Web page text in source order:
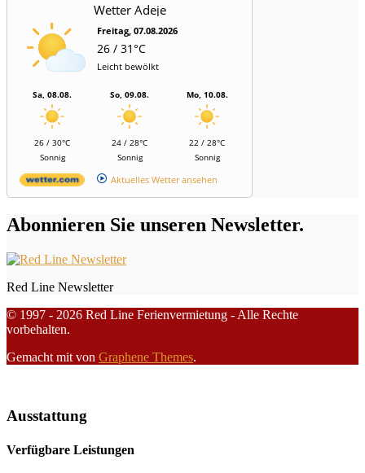
Wetter Adeje
Freitag, 07.08.2026
26 / 31°C
Leicht bewölkt
Sa, 08.08.
26 / 30°C
Sonnig
So, 09.08.
24 / 28°C
Sonnig
Mo, 10.08.
22 / 28°C
Sonnig
Aktuelles Wetter ansehen
Abonnieren Sie unseren Newsletter.
Red Line Newsletter
© 1997 - 2026 Red Line Ferienvermietung - Alle Rechte
vorbehalten.
Gemacht mit von Graphene Themes.
Ausstattung
Verfügbare Leistungen